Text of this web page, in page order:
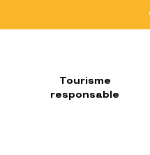
Tourisme
responsable